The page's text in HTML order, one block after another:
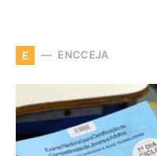
E ENCCEJA